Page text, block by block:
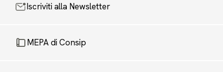
Iscriviti alla Newsletter
MEPA di Consip